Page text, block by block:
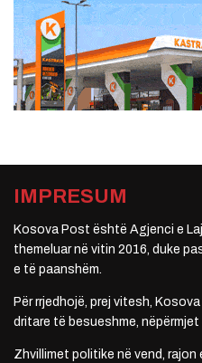
IMPRESUM
Kosova Post është Agjenci e
themeluar në vitin 2016, duke
e të paanshëm.
Për rrjedhojë, prej vitesh,
dritare të besueshme,
Zhvillimet politike në vend,